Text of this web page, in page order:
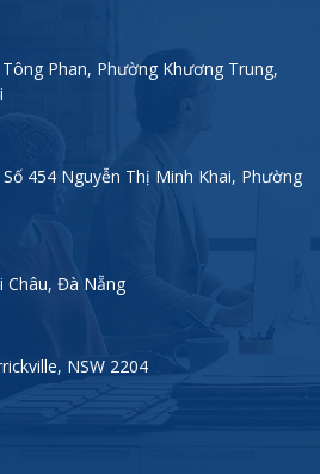
Phan, Phường Khương Trung,
454 Nguyễn Thị Minh Khai, Phường
Châu, Đà Nẵng
NSW 2204